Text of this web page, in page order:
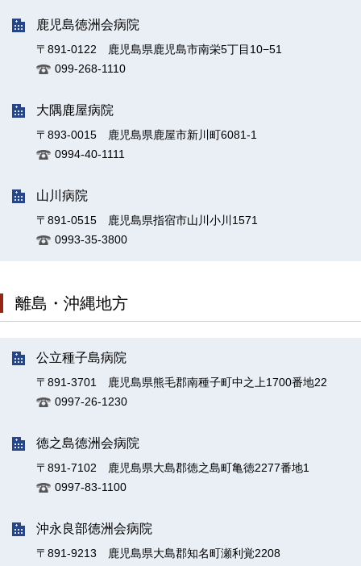
鹿児島徳洲会病院
〒891-0122 鹿児島県鹿児島市南栄5丁目10−51
099-268-1110
大隅鹿屋病院
〒893-0015 鹿児島県鹿屋市新川町6081-1
0994-40-1111
山川病院
〒891-0515 鹿児島県指宿市山川小川1571
0993-35-3800
離島・沖縄地方
公立種子島病院
〒891-3701 鹿児島県熊毛郡南種子町中之上1700番地22
0997-26-1230
徳之島徳洲会病院
〒891-7102 鹿児島県大島郡徳之島町亀徳2277番地1
0997-83-1100
沖永良部徳洲会病院
〒891-9213 鹿児島県大島郡知名町瀬利覚2208